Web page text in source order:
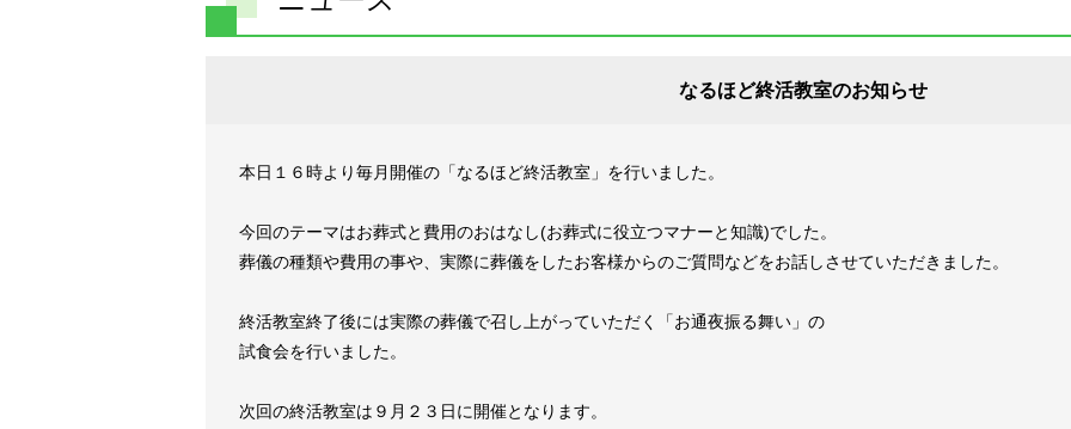
なるほど終活教室のお知らせ
本日１６時より毎月開催の「なるほど終活教室」を行いました。
今回のテーマはお葬式と費用のおはなし(お葬式に役立つマナーと知識)でした。
葬儀の種類や費用の事や、実際に葬儀をしたお客様からのご質問などをお話しさせていただきました。
終活教室終了後には実際の葬儀で召し上がっていただく「お通夜振る舞い」の
試食会を行いました。
次回の終活教室は９月２３日に開催となります。